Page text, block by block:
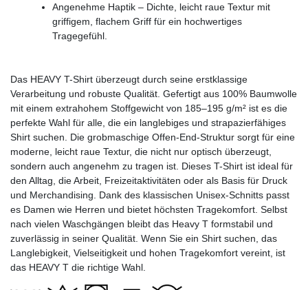
Angenehme Haptik – Dichte, leicht raue Textur mit
griffigem, flachem Griff für ein hochwertiges
Tragegefühl.
Das HEAVY T-Shirt überzeugt durch seine erstklassige
Verarbeitung und robuste Qualität. Gefertigt aus 100% Baumwolle
mit einem extrahohem Stoffgewicht von 185–195 g/m² ist es die
perfekte Wahl für alle, die ein langlebiges und strapazierfähiges
Shirt suchen. Die grobmaschige Offen-End-Struktur sorgt für eine
moderne, leicht raue Textur, die nicht nur optisch überzeugt,
sondern auch angenehm zu tragen ist. Dieses T-Shirt ist ideal für
den Alltag, die Arbeit, Freizeitaktivitäten oder als Basis für Druck
und Merchandising. Dank des klassischen Unisex-Schnitts passt
es Damen wie Herren und bietet höchsten Tragekomfort. Selbst
nach vielen Waschgängen bleibt das Heavy T formstabil und
zuverlässig in seiner Qualität. Wenn Sie ein Shirt suchen, das
Langlebigkeit, Vielseitigkeit und hohen Tragekomfort vereint, ist
das HEAVY T die richtige Wahl.